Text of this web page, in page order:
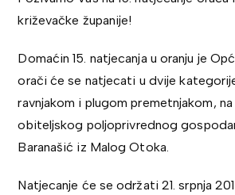
križevačke županije!
Domaćin 15. natjecanja u oranju je
orači će se natjecati u dvije
ravnjakom i plugom premetnjakom,
obiteljskog poljoprivrednog
Baranašić iz Malog Otoka.
Natjecanje će se održati 21. srpnja